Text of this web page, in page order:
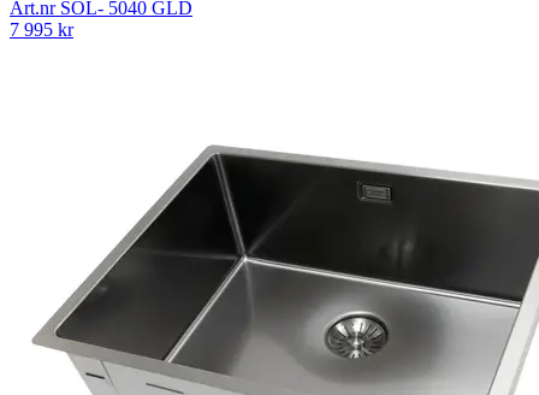
Art.nr SOL- 5040 GLD
7 995 kr